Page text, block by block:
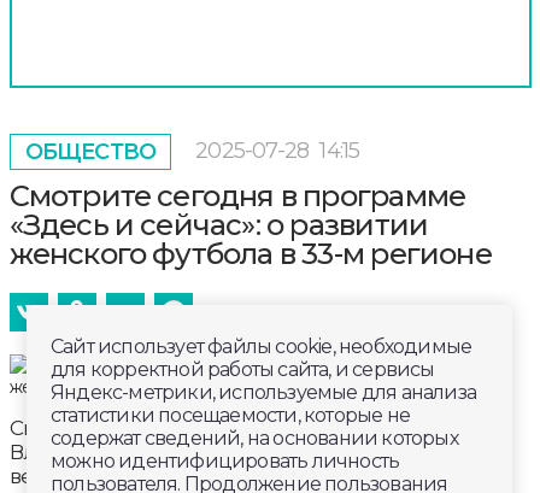
ОБЩЕСТВО 2025-07-28 14:15
Смотрите сегодня в программе
«Здесь и сейчас»: о развитии
женского футбола в 33-м регионе
Смотрите сегодня в программе «Здесь и сейчас»:
Владимирская женская футбольная команда
вернулась с очередных соревнований. Какими
Сайт использует файлы cookie, необходимые
для корректной работы сайта, и сервисы
Яндекс-метрики, используемые для анализа
статистики посещаемости, которые не
содержат сведений, на основании которых
можно идентифицировать личность
пользователя. Продолжение пользования